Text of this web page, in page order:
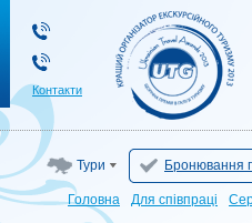
Контакти
Тури Бронювання
Головна Для cпівпраці